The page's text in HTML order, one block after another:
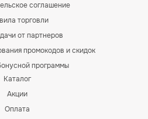
соглашение
торговли
от партнеров
промокодов и скидок
программы
Каталог
Акции
Оплата